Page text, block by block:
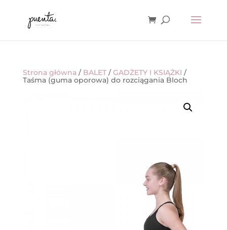
Strona główna / BALET/GADŻETY I KSIĄŻKI /
Taśma (guma oporowa) do rozciągania Bloch